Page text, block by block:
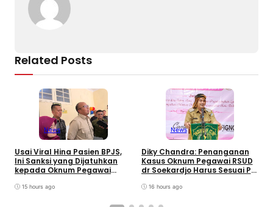
Related Posts
News
Usai Viral Hina Pasien BPJS,
Ini Sanksi yang Dijatuhkan
kepada Oknum Pegawai
15 hours ago
News
Diky Chandra: Penanganan
Kasus Oknum Pegawai RSUD
dr Soekardjo Harus Sesuai PP
16 hours ago